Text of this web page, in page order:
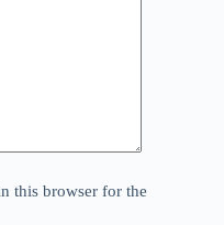
this browser for the